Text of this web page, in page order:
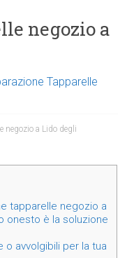
negozio a
Tapparelle
negozio a Lido degli
tapparelle negozio a
onesto è la soluzione
o avvolgibili per la tua